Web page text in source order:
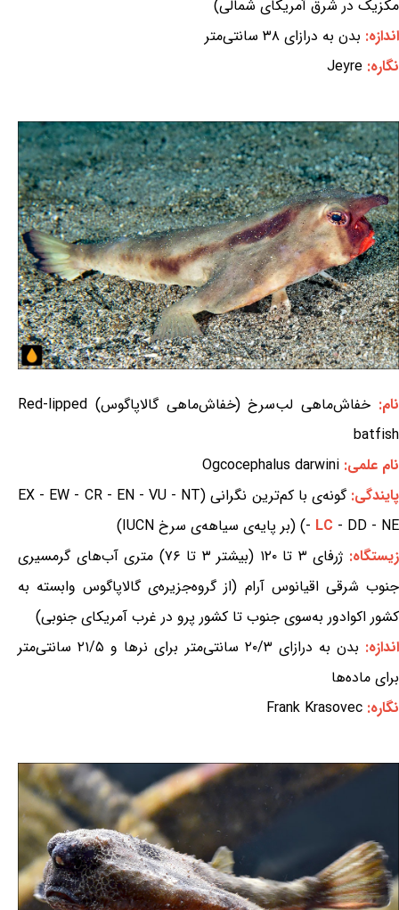
مکزیک در شرق آمریکای شمالی)
اندازه: بدن به درازای ۳۸ سانتی‌متر
نگاره: Jeyre
نام:
خفاش‌ماهی لب‌سرخ (خفاش‌ماهی گالاپاگوس) Red-lipped
batfish
نام علمی: Ogcocephalus darwini
پایندگی:
گونه‌ی با کم‌ترین نگرانی (EX - EW - CR - EN - VU - NT
- LC - DD - NE) (بر پایه‌ی سیاهه‌ی سرخ IUCN)
زیستگاه:
ژرفای ۳ تا ۱۲۰ (بیشتر ۳ تا ۷۶) متری آب‌های گرمسیری
جنوب شرقی اقیانوس آرام (از گروه‌جزیره‌ی گالاپاگوس وابسته به
کشور اکوادور به‌سوی جنوب تا کشور پرو در غرب آمریکای جنوبی)
اندازه:
بدن به درازای ۲۰/۳ سانتی‌متر برای نرها و ۲۱/۵ سانتی‌متر
برای ماده‌ها
نگاره: Frank Krasovec